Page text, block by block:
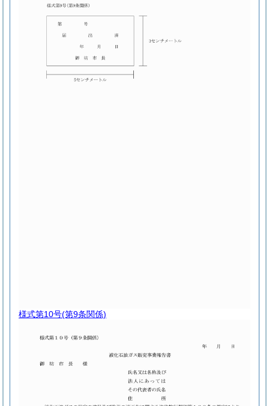
様式第10号(第9条関係)